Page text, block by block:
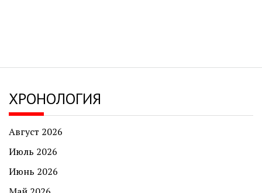
ХРОНОЛОГИЯ
Август 2026
Июль 2026
Июнь 2026